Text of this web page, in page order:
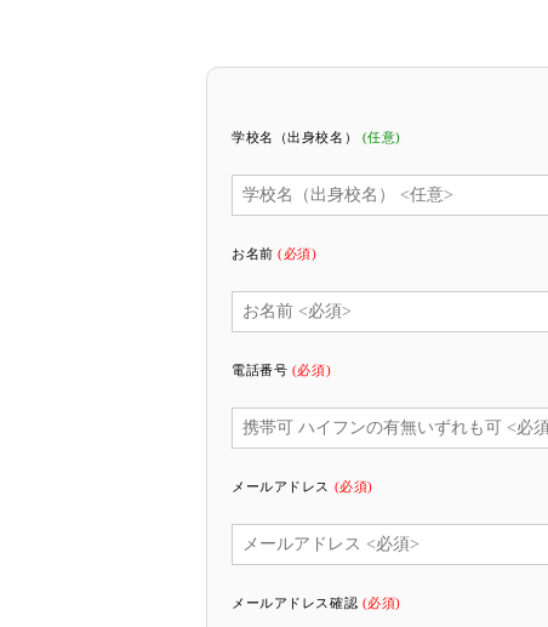
学校名（出身校名） (任意)
お名前(必須)
電話番号 (必須)
メールアドレス (必須)
メールアドレス確認 (必須)